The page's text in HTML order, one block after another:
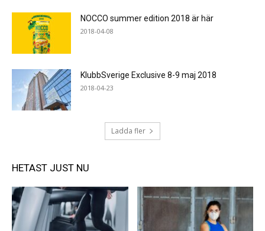
NOCCO summer edition 2018 är här
2018-04-08
KlubbSverige Exclusive 8-9 maj 2018
2018-04-23
Ladda fler
HETAST JUST NU